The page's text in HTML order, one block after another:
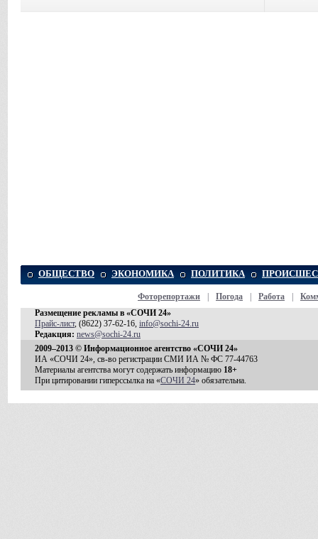
ОБЩЕСТВО ЭКОНОМИКА ПОЛИТИКА
Фоторепортажи Погода Работа
Размещение рекламы в «СОЧИ 24»
Прайс-лист, (8622) 37-62-16, info@sochi-24.ru
Редакция: news@sochi-24.ru
2009–2013 © Информационное агентство «СОЧИ 24»
ИА «СОЧИ 24», св-во регистрации СМИ ИА № ФС 77-44763
Материалы агентства могут содержать информацию 18+
При цитировании гиперссылка на «СОЧИ 24» обязательна.